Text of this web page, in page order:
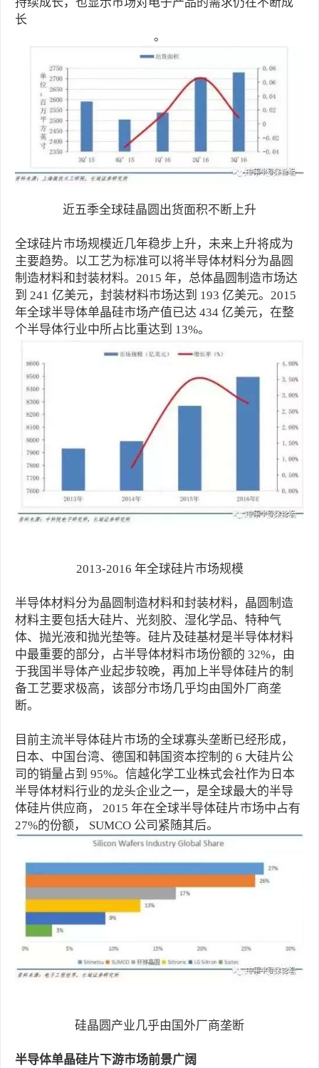
长
。
近五季全球硅晶圆出货面积不断上升
全球硅片市场规模近几年稳步上升，未来上升将成为
主要趋势。以工艺为标准可以将半导体材料分为晶圆
制造材料和封装材料。2015 年，总体晶圆制造市场达
到 241 亿美元，封装材料市场达到 193 亿美元。2015
年全球半导体单晶硅市场产值已达 434 亿美元，在整
个半导体行业中所占比重达到 13%。
2013-2016 年全球硅片市场规模
半导体材料分为晶圆制造材料和封装材料，晶圆制造
材料主要包括大硅片、光刻胶、湿化学品、特种气
体、抛光液和抛光垫等。硅片及硅基材是半导体材料
中最重要的部分，占半导体材料市场份额的 32%，由
于我国半导体产业起步较晚，再加上半导体硅片的制
备工艺要求极高，该部分市场几乎均由国外厂商垄
断。
目前主流半导体硅片市场的全球寡头垄断已经形成，
日本、中国台湾、德国和韩国资本控制的 6 大硅片公
司的销量占到 95%。信越化学工业株式会社作为日本
半导体材料行业的龙头企业之一，是全球最大的半导
体硅片供应商， 2015 年在全球半导体硅片市场中占有
27%的份额， SUMCO 公司紧随其后。
硅晶圆产业几乎由国外厂商垄断
半导体单晶硅片下游市场前景广阔